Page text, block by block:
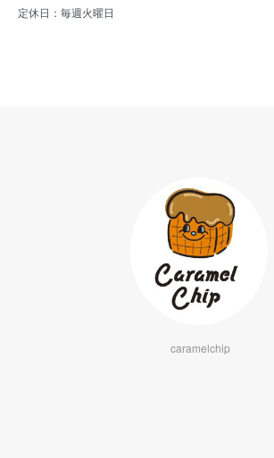
定休日：毎週火曜日
caramelchip